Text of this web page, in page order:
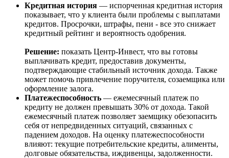
Кредитная история — испорченная кредитная история
показывает, что у клиента были проблемы с выплатами
кредитов. Просрочки, штрафы, пени - все это снижает
кредитный рейтинг и вероятность одобрения.
Решение: показать Центр-Инвест, что вы готовы
выплачивать кредит, предоставив документы,
подтверждающие стабильный источник дохода. Также
может помочь привлечение поручителя, созаемщика или
оформление залога.
Платежеспособность — ежемесячный платеж по
кредиту не должен превышать 30% от дохода. Такой
ежемесячный платеж позволяет заемщику обезопасить
себя от непредвиденных ситуаций, связанных с
падением доходов. На оценку платежеспособности
влияют: текущие потребительские кредиты, алименты,
долговые обязательства, иждивенцы, задолженности.